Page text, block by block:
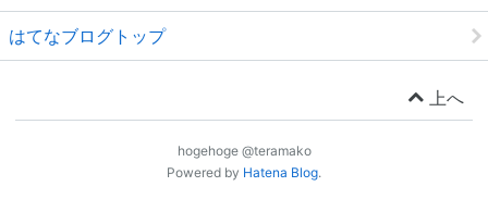
はてなブログトップ
上へ
hogehoge @teramako
Powered by Hatena Blog.